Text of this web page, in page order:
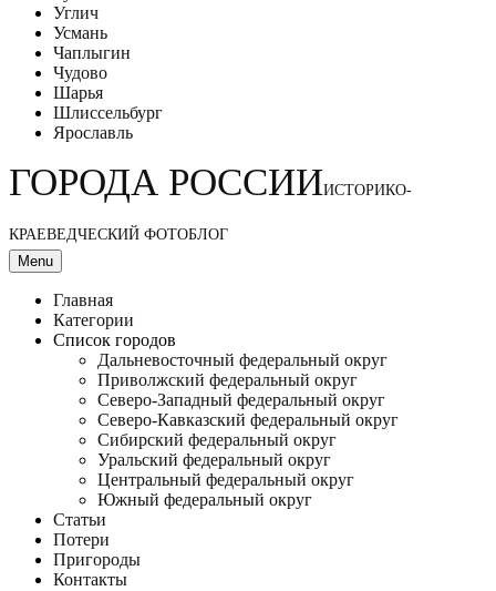
Углич
Усмань
Чаплыгин
Чудово
Шарья
Шлиссельбург
Ярославль
ГОРОДА РОССИИИСТОРИКО-
КРАЕВЕДЧЕСКИЙ ФОТОБЛОГ
Menu
Главная
Категории
Список городов
Дальневосточный федеральный округ
Приволжский федеральный округ
Северо-Западный федеральный округ
Северо-Кавказский федеральный округ
Сибирский федеральный округ
Уральский федеральный округ
Центральный федеральный округ
Южный федеральный округ
Статьи
Потери
Пригороды
Контакты